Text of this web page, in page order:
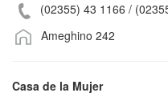
(02355) 43 1166 /
Ameghino 242
Casa de la Mujer